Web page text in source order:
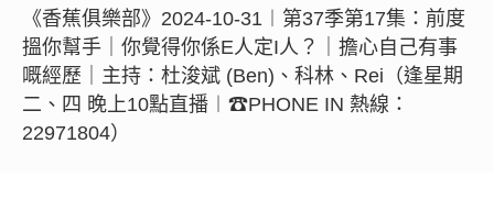
《香蕉俱樂部》2024-10-31︱第37季第17集：前度
搵你幫手｜你覺得你係E人定I人？｜擔心自己有事
嘅經歷｜主持：杜浚斌 (Ben)、科林、Rei（逢星期
二、四 晚上10點直播︱☎PHONE IN 熱線：
22971804）